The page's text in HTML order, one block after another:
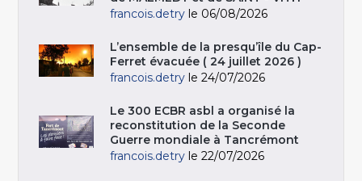
francois.detry le 06/08/2026
L’ensemble de la presqu’île du Cap-
Ferret évacuée ( 24 juillet 2026 )
francois.detry le 24/07/2026
Le 300 ECBR asbl a organisé la
reconstitution de la Seconde
Guerre mondiale à Tancrémont
francois.detry le 22/07/2026